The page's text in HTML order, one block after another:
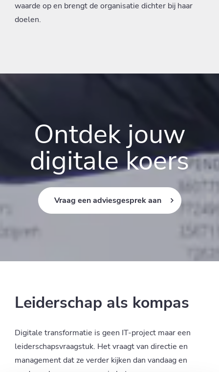
waarde op en brengt de organisatie dichter bij haar
doelen.
Ontdek jouw
digitale koers
Vraag een adviesgesprek aan
Leiderschap als kompas
Digitale transformatie is geen IT-project maar een
leiderschapsvraagstuk. Het vraagt van directie en
management dat ze verder kijken dan vandaag en